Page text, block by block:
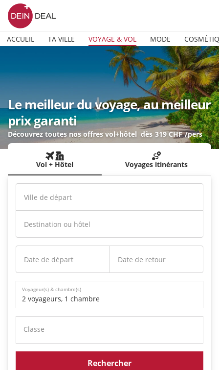
ACCUEIL TA VILLE VOYAGE & VOL MODE
Le meilleur du voyage, au meilleur
prix garanti
Découvrez toutes nos offres vol+hôtel dès 319 CHF /pers
Vol + Hôtel Voyages itinérants
Ville de départ
Destination ou hôtel
Date de départ Date de retour
Voyageur(s) & chambre(s)
2 voyageurs, 1 chambre
Classe
Rechercher